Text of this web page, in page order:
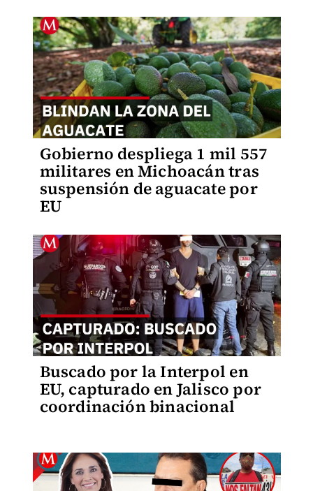
Gobierno despliega 1 mil 557
militares en Michoacán tras
suspensión de aguacate por
EU
Buscado por la Interpol en
EU, capturado en Jalisco por
coordinación binacional